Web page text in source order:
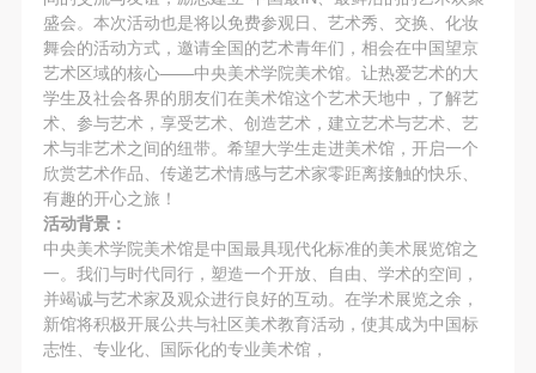
盛会。本次活动也是将以免费参观日、艺术秀、交换、化妆
舞会的活动方式，邀请全国的艺术青年们，相会在中国望京
艺术区域的核心——中央美术学院美术馆。让热爱艺术的大
学生及社会各界的朋友们在美术馆这个艺术天地中，了解艺
术、参与艺术，享受艺术、创造艺术，建立艺术与艺术、艺
术与非艺术之间的纽带。希望大学生走进美术馆，开启一个
欣赏艺术作品、传递艺术情感与艺术家零距离接触的快乐、
有趣的开心之旅！
活动背景：
中央美术学院美术馆是中国最具现代化标准的美术展览馆之
一。我们与时代同行，塑造一个开放、自由、学术的空间，
并竭诚与艺术家及观众进行良好的互动。在学术展览之余，
新馆将积极开展公共与社区美术教育活动，使其成为中国标
志性、专业化、国际化的专业美术馆，
当承当相应的全部责任，并主动赔偿相应的经济损
失。活动中任何非事故当事人及美术馆将不承担人身
事故的任何责任。
中央美术学院美术馆肖像权许可使用协议
根据《中华人民共和国广告法》、《中华人民共和国
民法通则》以及 最高人民法院关于贯彻执行 《中华
人民共和国民法通则》若干问题的意见（试行）>的
有关规定，为明确肖像许可方（甲方）和使用方（乙
方）的权利义务关系，经双方友好协商，甲乙双方就
带有甲方肖像的作品的使用达成如下一致协议：
一、 一般约定
当承当相应的全部责任，并主动赔偿相应的经济损
失。活动中任何非事故当事人及美术馆将不承担人身
事故的任何责任。
中央美术学院美术馆肖像权许可使用协议
根据《中华人民共和国广告法》、《中华人民共和国
民法通则》以及 最高人民法院关于贯彻执行 《中华
人民共和国民法通则》若干问题的意见（试行）>的
有关规定，为明确肖像许可方（甲方）和使用方（乙
方）的权利义务关系，经双方友好协商，甲乙双方就
带有甲方肖像的作品的使用达成如下一致协议：
一、 一般约定
当承当相应的全部责任，并主动赔偿相应的经济损
失。活动中任何非事故当事人及美术馆将不承担人身
事故的任何责任。
中央美术学院美术馆肖像权许可使用协议
根据《中华人民共和国广告法》、《中华人民共和国
民法通则》以及 最高人民法院关于贯彻执行 《中华
人民共和国民法通则》若干问题的意见（试行）>的
有关规定，为明确肖像许可方（甲方）和使用方（乙
方）的权利义务关系，经双方友好协商，甲乙双方就
带有甲方肖像的作品的使用达成如下一致协议：
一、 一般约定
快捷登录 帐号密码登录